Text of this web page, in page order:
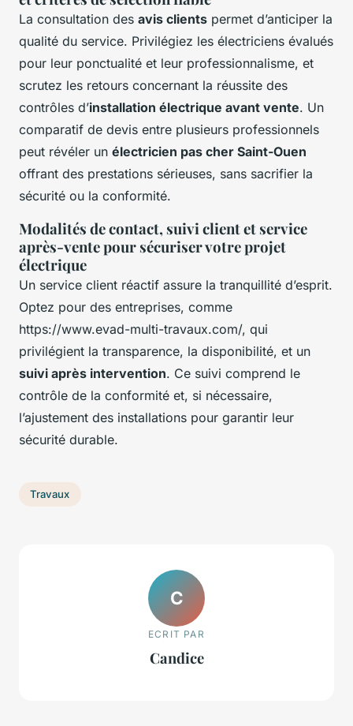
La consultation des avis clients permet d’anticiper la
qualité du service. Privilégiez les électriciens évalués
pour leur ponctualité et leur professionnalisme, et
scrutez les retours concernant la réussite des
contrôles d’installation électrique avant vente. Un
comparatif de devis entre plusieurs professionnels
peut révéler un électricien pas cher Saint-Ouen
offrant des prestations sérieuses, sans sacrifier la
sécurité ou la conformité.
Modalités de contact, suivi client et service
après-vente pour sécuriser votre projet
électrique
Un service client réactif assure la tranquillité d’esprit.
Optez pour des entreprises, comme
https://www.evad-multi-travaux.com/, qui
privilégient la transparence, la disponibilité, et un
suivi après intervention. Ce suivi comprend le
contrôle de la conformité et, si nécessaire,
l’ajustement des installations pour garantir leur
sécurité durable.
Travaux
C
ECRIT PAR
Candice